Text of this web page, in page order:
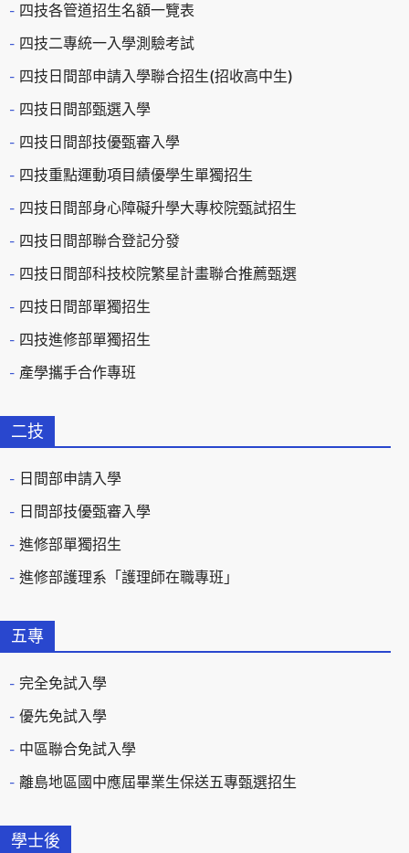
四技各管道招生名額一覽表
四技二專統一入學測驗考試
四技日間部申請入學聯合招生(招收高中生)
四技日間部甄選入學
四技日間部技優甄審入學
四技重點運動項目績優學生單獨招生
四技日間部身心障礙升學大專校院甄試招生
四技日間部聯合登記分發
四技日間部科技校院繁星計畫聯合推薦甄選
四技日間部單獨招生
四技進修部單獨招生
產學攜手合作專班
二技
日間部申請入學
日間部技優甄審入學
進修部單獨招生
進修部護理系「護理師在職專班」
五專
完全免試入學
優先免試入學
中區聯合免試入學
離島地區國中應屆畢業生保送五專甄選招生
學士後